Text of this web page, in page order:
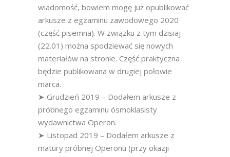
wiadomość, bowiem mogę już opublikować
arkusze z egzaminu zawodowego 2020
(część pisemna). W związku z tym dzisiaj
(22.01) można spodziewać się nowych
materiałów na stronie. Część praktyczna
będzie publikowana w drugiej połowie
marca.
➤ Grudzień 2019 – Dodałem arkusze z
próbnego egzaminu ósmoklasisty
wydawnictwa Operon.
➤ Listopad 2019 – Dodałem arkusze z
matury próbnej Operonu (przy okazji